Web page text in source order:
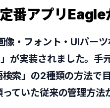
番アプリ
・フォント・UIパー
が実装されました。手
索」の2種類の方法で
ていた従来の管理方